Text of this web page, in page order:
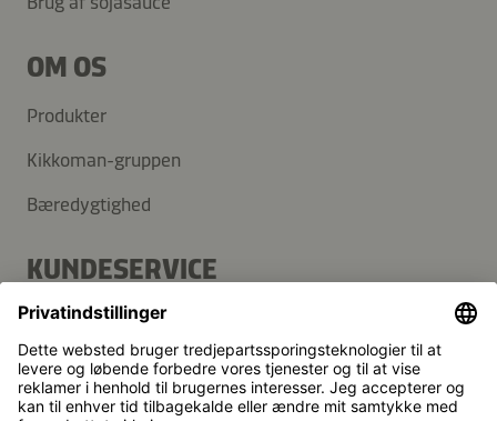
OM OS
Produkter
Kikkoman-gruppen
Bæredygtighed
KUNDESERVICE
FAQ
Kontakt
Nyhedsbrev